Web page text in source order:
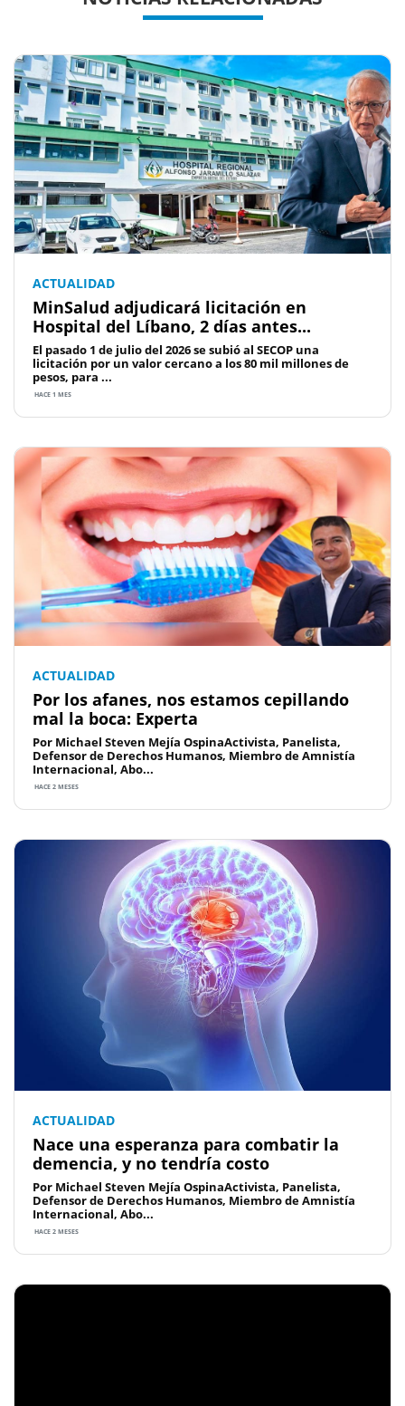
ACTUALIDAD
MinSalud adjudicará licitación en
Hospital del Líbano, 2 días antes...
El pasado 1 de julio del 2026 se subió al SECOP una
licitación por un valor cercano a los 80 mil millones de
pesos, para ...
HACE 1 MES
ACTUALIDAD
Por los afanes, nos estamos cepillando
mal la boca: Experta
Por Michael Steven Mejía OspinaActivista, Panelista,
Defensor de Derechos Humanos, Miembro de Amnistía
Internacional, Abo...
HACE 2 MESES
ACTUALIDAD
Nace una esperanza para combatir la
demencia, y no tendría costo
Por Michael Steven Mejía OspinaActivista, Panelista,
Defensor de Derechos Humanos, Miembro de Amnistía
Internacional, Abo...
HACE 2 MESES